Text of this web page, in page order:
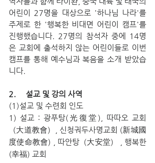
어린이 27명을 대상으로 '하나님 나라'를
주제로 한 '행복한 비대면 어린이 캠프'를
진행했습니다. 27명의 참석자 중에 14명
은 교회에 출석하지 않는 어린이들로 이번
캠프를 통해 예수님과 복음을 소개 받았습
니다.
2.     설교 및 강의 사역
(1)설교 및 수련회 인도
1) 설교 : 광푸탕(光復堂), 따따오 교회
（大道教會）, 신청궈두사명교회 (新城國
度使命教會) , 따안탕（大安堂） , 행복한
(幸福) 교회